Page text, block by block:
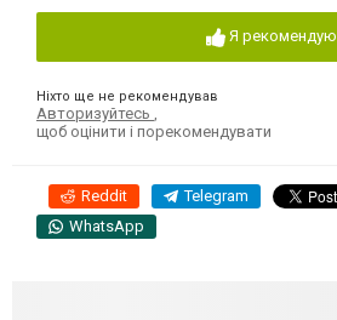
Я рекомендую
Ніхто ще не рекомендував
Авторизуйтесь
щоб оцінити і порекомендувати
Reddit Telegram
WhatsApp